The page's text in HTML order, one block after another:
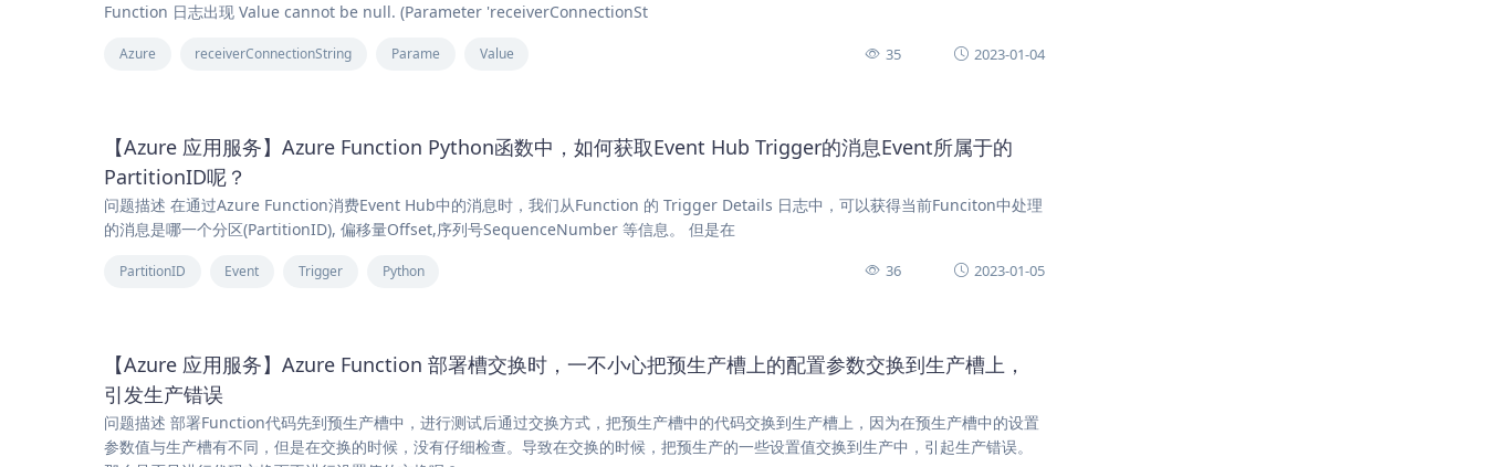
Function 日志出现 Value cannot be null. (Parameter 'receiverConnectionSt
Azure receiverConnectionString Parame Value 35 2023-01-04
【Azure 应用服务】Azure Function Python函数中，如何获取Event Hub Trigger的消息Event所属于的
PartitionID呢？
问题描述 在通过Azure Function消费Event Hub中的消息时，我们从Function 的 Trigger Details 日志中，可以获得当前Funciton中处理
的消息是哪一个分区(PartitionID), 偏移量Offset,序列号SequenceNumber 等信息。 但是在
PartitionID Event Trigger Python 36 2023-01-05
【Azure 应用服务】Azure Function 部署槽交换时，一不小心把预生产槽上的配置参数交换到生产槽上，
引发生产错误
问题描述 部署Function代码先到预生产槽中，进行测试后通过交换方式，把预生产槽中的代码交换到生产槽上，因为在预生产槽中的设置
参数值与生产槽有不同，但是在交换的时候，没有仔细检查。导致在交换的时候，把预生产的一些设置值交换到生产中，引起生产错误。